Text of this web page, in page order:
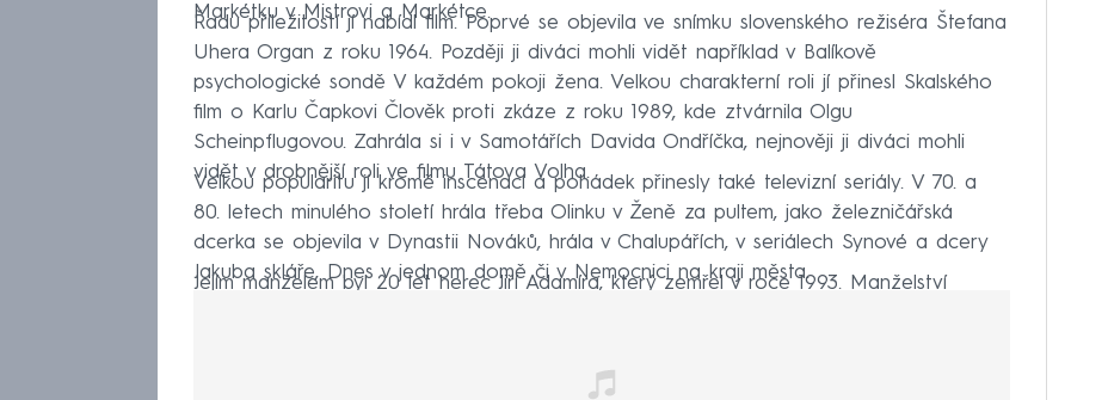
Markétku v Mistrovi a Markétce.
Řadu příležitostí jí nabídl film. Poprvé se objevila ve snímku slovenského režiséra Štefana
Uhera Organ z roku 1964. Později ji diváci mohli vidět například v Balíkově
psychologické sondě V každém pokoji žena. Velkou charakterní roli jí přinesl Skalského
film o Karlu Čapkovi Člověk proti zkáze z roku 1989, kde ztvárnila Olgu
Scheinpflugovou. Zahrála si i v Samotářích Davida Ondříčka, nejnověji ji diváci mohli
vidět v drobnější roli ve filmu Tátova Volha.
Velkou popularitu jí kromě inscenací a pohádek přinesly také televizní seriály. V 70. a
80. letech minulého století hrála třeba Olinku v Ženě za pultem, jako železničářská
dcerka se objevila v Dynastii Nováků, hrála v Chalupářích, v seriálech Synové a dcery
Jakuba skláře, Dnes v jednom domě či v Nemocnici na kraji města.
Jejím manželem byl 20 let herec Jiří Adamíra, který zemřel v roce 1993. Manželství